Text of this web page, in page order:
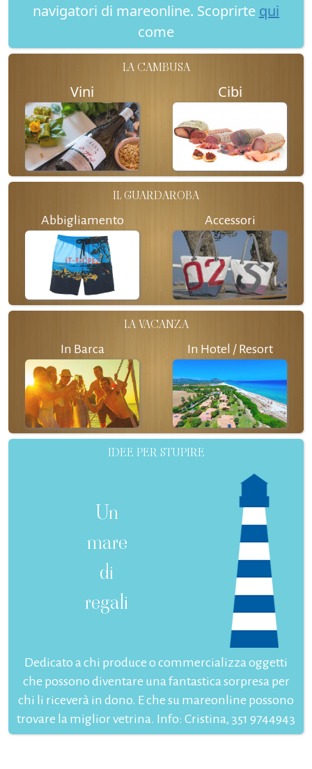
navigatori di mareonline. Scoprirte qui
come
LA CAMBUSA
Vini Cibi
IL GUARDAROBA
Abbigliamento Accessori
LA VACANZA
In Barca In Hotel / Resort
IDEE PER STUPIRE
Un
mare
di
regali
Dedicato a chi produce o commercializza oggetti
che possono diventare una fantastica sorpresa per
chi li riceverà in dono. E che su mareonline possono
trovare la miglior vetrina. Info: Cristina, 351 9744943